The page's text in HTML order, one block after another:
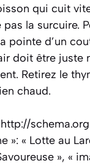
qui cuit
la surcuire.
pointe d’un
doit être juste
Retirez le
chaud.
schema.org
»: « Lotte au
», «